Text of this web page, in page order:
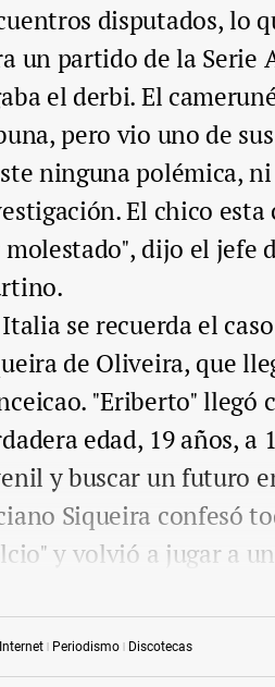
Internet Periodismo Discotecas
disputados, lo
un partido de la Serie
el derbi. El
pero vio uno de
ninguna polémica,
El chico
molestado", dijo el jefe
se recuerda el
de Oliveira, que
"Eriberto" llegó
edad, 19 años, a
y buscar un futuro
Siqueira confesó
y volvió a jugar a